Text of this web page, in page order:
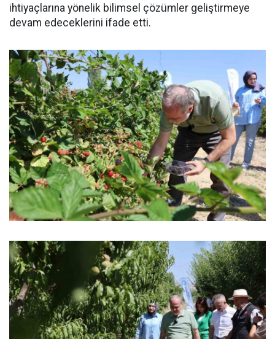
ihtiyaçlarına yönelik bilimsel çözümler geliştirmeye
devam edeceklerini ifade etti.